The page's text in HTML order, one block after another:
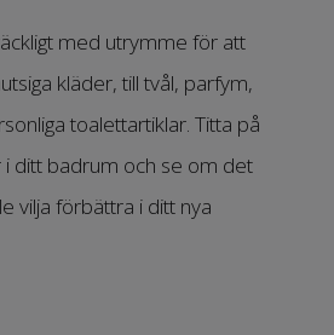
med utrymme för att
kläder, till tvål, parfym,
toalettartiklar. Titta på
i ditt badrum och se om det
vilja förbättra i ditt nya